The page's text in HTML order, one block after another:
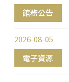
館務公告
電子資源
2026-08-05